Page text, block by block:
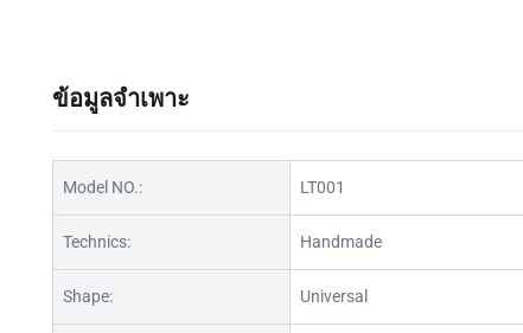
ข้อมูลจำเพาะ
Model NO.: LT001
Technics: Handmade
Shape: Universal